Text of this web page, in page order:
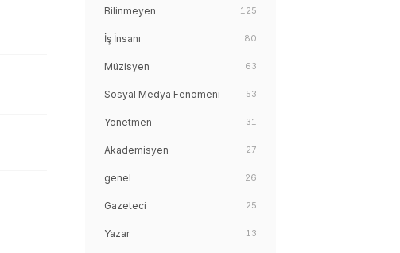
Bilinmeyen 125
İş İnsanı 80
Müzisyen 63
Sosyal Medya Fenomeni 53
Yönetmen 31
Akademisyen 27
genel 26
Gazeteci 25
Yazar 13